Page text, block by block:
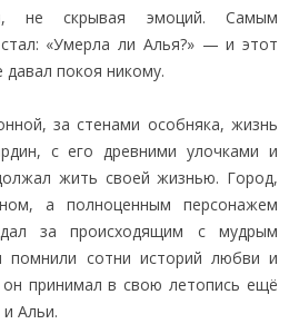
не скрывая эмоций. Самым
«Умерла ли Алья?» — и этот
давал покоя никому.
за стенами особняка, жизнь
с его древними улочками и
жить своей жизнью. Город,
а полноценным персонажем
за происходящим с мудрым
помнили сотни историй любви и
он принимал в свою летопись ещё
Альи.